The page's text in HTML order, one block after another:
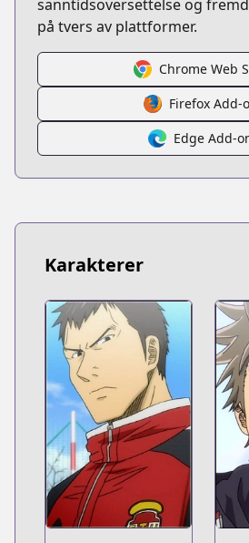
sanntidsoversettelse og
på tvers av plattformer.
Chrome Web
Firefox Add-
Edge Add-
Karakterer